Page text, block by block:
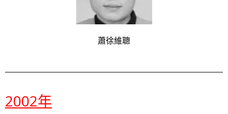
蕭徐維聰
2002年